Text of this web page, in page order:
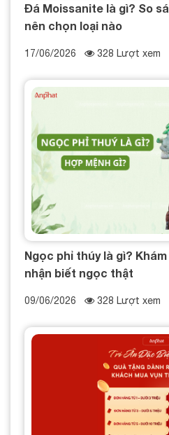
Đá Moissanite là gì? So
nên chọn loại nào
17/06/2026 328 Lượt xem
Ngọc phỉ thúy là gì?
nhận biết ngọc thật
09/06/2026 328 Lượt xem